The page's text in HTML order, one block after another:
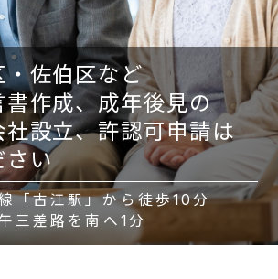
・佐伯区など
作成、成年後見の
設立、許認可申請は
さい
「古江駅」から徒歩10分
三差路を南へ1分